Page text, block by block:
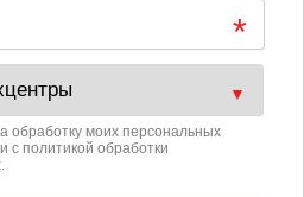
обработку моих персональных
с политикой обработки